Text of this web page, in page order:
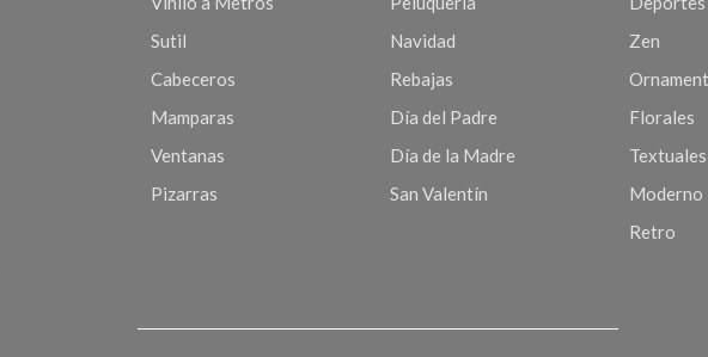
Sutil
Cabeceros
Mamparas
Ventanas
Pizarras
Navidad
Rebajas
Día del Padre
Día de la Madre
San Valentín
Zen
Florales
Textuales
Moderno
Retro